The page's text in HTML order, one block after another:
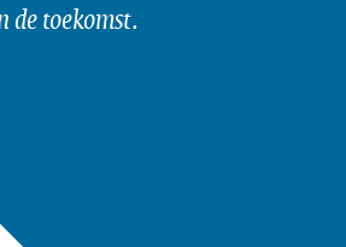
de toekomst.